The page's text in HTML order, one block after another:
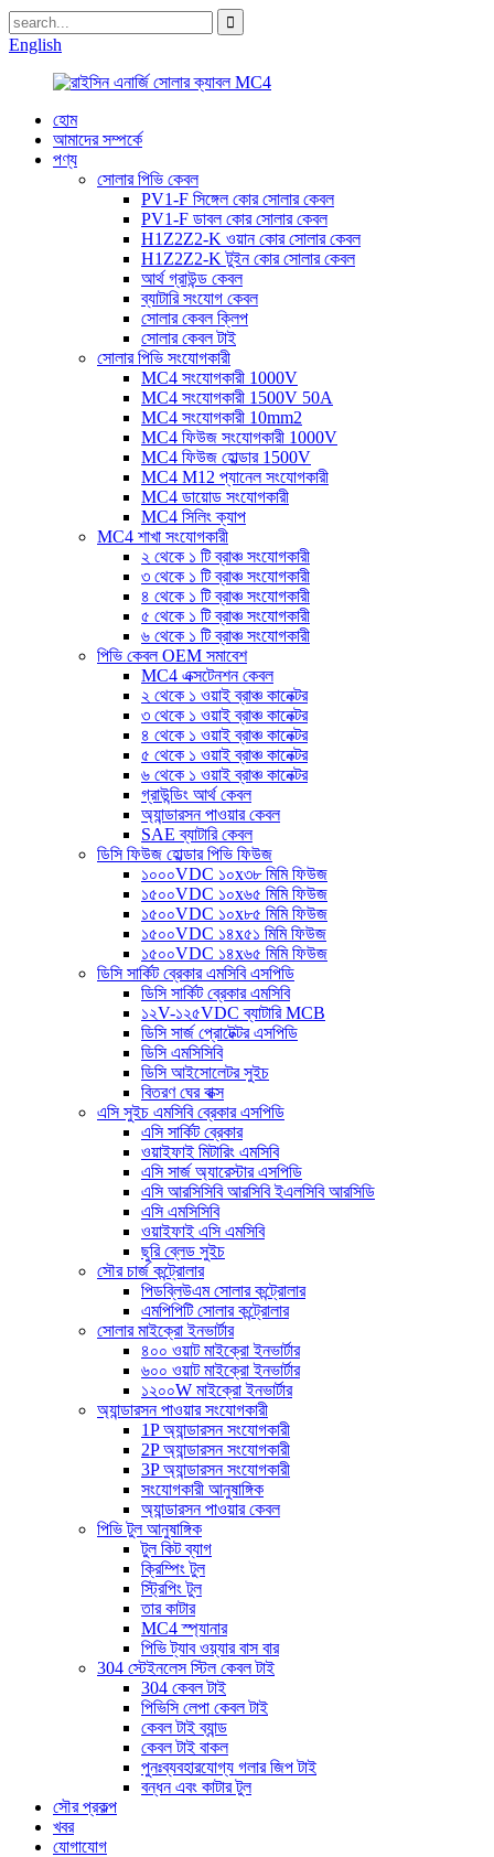
English
হোম
আমাদের সম্পর্কে
পণ্য
সোলার পিভি কেবল
PV1-F সিঙ্গেল কোর সোলার কেবল
PV1-F ডাবল কোর সোলার কেবল
H1Z2Z2-K ওয়ান কোর সোলার কেবল
H1Z2Z2-K টুইন কোর সোলার কেবল
আর্থ গ্রাউন্ড কেবল
ব্যাটারি সংযোগ কেবল
সোলার কেবল ক্লিপ
সোলার কেবল টাই
সোলার পিভি সংযোগকারী
MC4 সংযোগকারী 1000V
MC4 সংযোগকারী 1500V 50A
MC4 সংযোগকারী 10mm2
MC4 ফিউজ সংযোগকারী 1000V
MC4 ফিউজ হোল্ডার 1500V
MC4 M12 প্যানেল সংযোগকারী
MC4 ডায়োড সংযোগকারী
MC4 সিলিং ক্যাপ
MC4 শাখা সংযোগকারী
২ থেকে ১ টি ব্রাঞ্চ সংযোগকারী
৩ থেকে ১ টি ব্রাঞ্চ সংযোগকারী
৪ থেকে ১ টি ব্রাঞ্চ সংযোগকারী
৫ থেকে ১ টি ব্রাঞ্চ সংযোগকারী
৬ থেকে ১ টি ব্রাঞ্চ সংযোগকারী
পিভি কেবল OEM সমাবেশ
MC4 এক্সটেনশন কেবল
২ থেকে ১ ওয়াই ব্রাঞ্চ কানেক্টর
৩ থেকে ১ ওয়াই ব্রাঞ্চ কানেক্টর
৪ থেকে ১ ওয়াই ব্রাঞ্চ কানেক্টর
৫ থেকে ১ ওয়াই ব্রাঞ্চ কানেক্টর
৬ থেকে ১ ওয়াই ব্রাঞ্চ কানেক্টর
গ্রাউন্ডিং আর্থ কেবল
অ্যান্ডারসন পাওয়ার কেবল
SAE ব্যাটারি কেবল
ডিসি ফিউজ হোল্ডার পিভি ফিউজ
১০০০VDC ১০x৩৮ মিমি ফিউজ
১৫০০VDC ১০x৬৫ মিমি ফিউজ
১৫০০VDC ১০x৮৫ মিমি ফিউজ
১৫০০VDC ১৪x৫১ মিমি ফিউজ
১৫০০VDC ১৪x৬৫ মিমি ফিউজ
ডিসি সার্কিট ব্রেকার এমসিবি এসপিডি
ডিসি সার্কিট ব্রেকার এমসিবি
১২V-১২৫VDC ব্যাটারি MCB
ডিসি সার্জ প্রোটেক্টর এসপিডি
ডিসি এমসিসিবি
ডিসি আইসোলেটর সুইচ
বিতরণ ঘের বাক্স
এসি সুইচ এমসিবি ব্রেকার এসপিডি
এসি সার্কিট ব্রেকার
ওয়াইফাই মিটারিং এমসিবি
এসি সার্জ অ্যারেস্টার এসপিডি
এসি আরসিসিবি আরসিবি ইএলসিবি আরসিডি
এসি এমসিসিবি
ওয়াইফাই এসি এমসিবি
ছুরি ব্লেড সুইচ
সৌর চার্জ কন্ট্রোলার
পিডব্লিউএম সোলার কন্ট্রোলার
এমপিপিটি সোলার কন্ট্রোলার
সোলার মাইক্রো ইনভার্টার
৪০০ ওয়াট মাইক্রো ইনভার্টার
৬০০ ওয়াট মাইক্রো ইনভার্টার
১২০০W মাইক্রো ইনভার্টার
অ্যান্ডারসন পাওয়ার সংযোগকারী
1P অ্যান্ডারসন সংযোগকারী
2P অ্যান্ডারসন সংযোগকারী
3P অ্যান্ডারসন সংযোগকারী
সংযোগকারী আনুষাঙ্গিক
অ্যান্ডারসন পাওয়ার কেবল
পিভি টুল আনুষাঙ্গিক
টুল কিট ব্যাগ
ক্রিম্পিং টুল
স্ট্রিপিং টুল
তার কাটার
MC4 স্প্যানার
পিভি ট্যাব ওয়্যার বাস বার
304 স্টেইনলেস স্টিল কেবল টাই
304 কেবল টাই
পিভিসি লেপা কেবল টাই
কেবল টাই ব্যান্ড
কেবল টাই বাকল
পুনঃব্যবহারযোগ্য গলার জিপ টাই
বন্ধন এবং কাটার টুল
সৌর প্রকল্প
খবর
যোগাযোগ